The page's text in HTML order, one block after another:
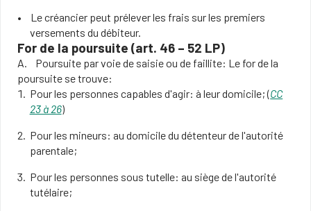
Le créancier peut prélever les frais sur les premiers
versements du débiteur.
For de la poursuite (art. 46 – 52 LP)
A. Poursuite par voie de saisie ou de faillite: Le for de la
poursuite se trouve:
Pour les personnes capables d'agir: à leur domicile; (CC
23 à 26)
Pour les mineurs: au domicile du détenteur de l'autorité
parentale;
Pour les personnes sous tutelle: au siège de l'autorité
tutélaire;